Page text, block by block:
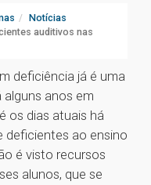
Notícias
auditivos nas
deficiência já é uma
anos em
os dias atuais há
deficientes ao ensino
é visto recursos
alunos, que se